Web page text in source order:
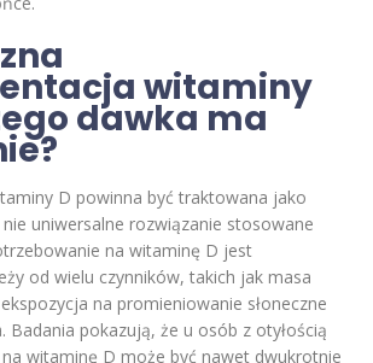
witaminy
dawka ma
D powinna być traktowana jako
uniwersalne rozwiązanie stosowane
na witaminę D jest
od wielu czynników, takich jak masa
na promieniowanie słoneczne
Badania pokazują, że u osób z otyłością
witaminę D może być nawet dwukrotnie